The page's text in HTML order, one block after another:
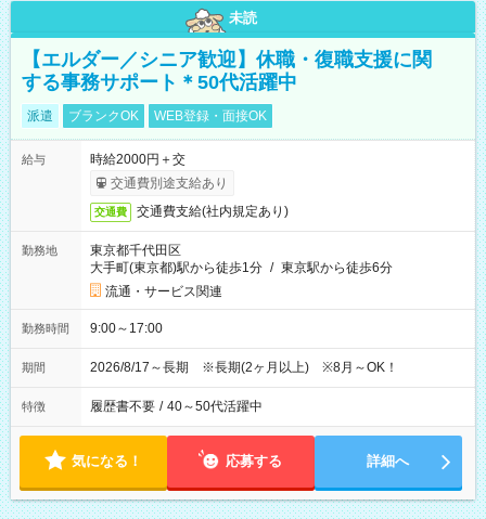
未読
【エルダー／シニア歓迎】休職・復職支援に関
する事務サポート＊50代活躍中
派遣 ブランクOK WEB登録・面接OK
給与
時給2000円＋交
交通費別途支給あり
交通費 交通費支給(社内規定あり)
勤務地
東京都千代田区
大手町(東京都)駅から徒歩1分 / 東京駅から徒歩6分
流通・サービス関連
勤務時間 9:00～17:00
期間 2026/8/17～長期 ※長期(2ヶ月以上) ※8月～OK！
特徴 履歴書不要 / 40～50代活躍中
気になる！ 応募する 詳細へ